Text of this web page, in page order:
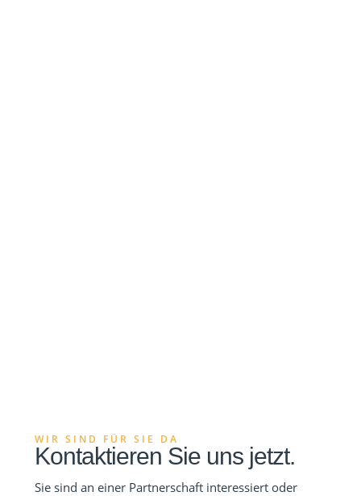
WIR SIND FÜR SIE DA
Kontaktieren Sie uns jetzt.
Sie sind an einer Partnerschaft interessiert oder